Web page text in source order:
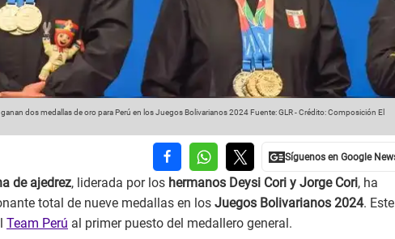
dos medallas de oro para Perú en los Juegos Bolivarianos 2024 Fuente: GLR-Crédito: Composición El
de ajedrez, liderada por los hermanos Deysi Cori y Jorge Cori, ha
total de nueve medallas en los Juegos Bolivarianos 2024. Este
Team Perú al primer puesto del medallero general.